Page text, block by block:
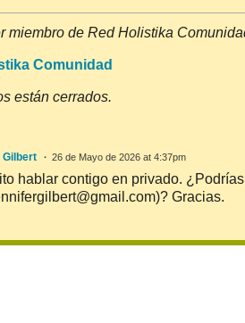
miembro de Red Holistika
Comunidad
están cerrados.
Gilbert 26 de Mayo de 2026 at 4:37pm
hablar contigo en privado.
Gracias.